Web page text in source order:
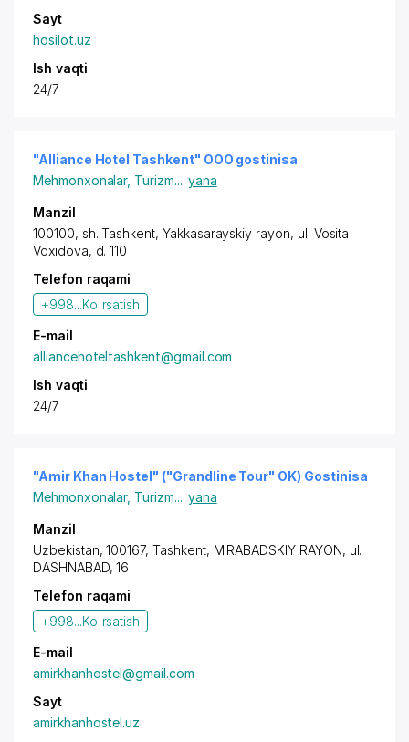
Sayt
hosilot.uz
Ish vaqti
24/7
"Alliance Hotel Tashkent" OOO gostinisa
Mehmonxonalar, Turizm... yana
Manzil
100100, sh. Tashkent, Yakkasarayskiy rayon, ul. Vosita
Voxidova, d. 110
Telefon raqami
+998...Ko'rsatish
E-mail
alliancehoteltashkent@gmail.com
Ish vaqti
24/7
"Amir Khan Hostel" ("Grandline Tour" OK) Gostinisa
Mehmonxonalar, Turizm... yana
Manzil
Uzbekistan, 100167, Tashkent, MIRABADSKIY RAYON, ul.
DASHNABAD, 16
Telefon raqami
+998...Ko'rsatish
E-mail
amirkhanhostel@gmail.com
Sayt
amirkhanhostel.uz